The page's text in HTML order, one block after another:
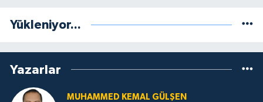
Yükleniyor...
Yazarlar
MUHAMMED KEMAL GÜLŞEN